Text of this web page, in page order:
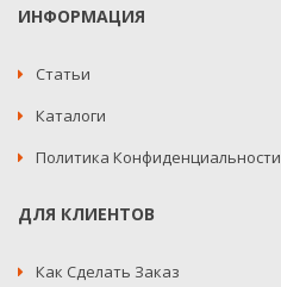
ИНФОРМАЦИЯ
Статьи
Каталоги
Политика Конфиденциальности
ДЛЯ КЛИЕНТОВ
Как Сделать Заказ